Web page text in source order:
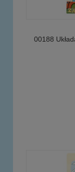
00188